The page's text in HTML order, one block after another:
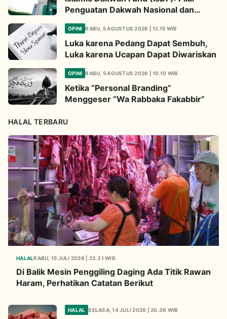
Penguatan Dakwah Nasional dan
OPINI RABU, 5 AGUSTUS 2026 | 12.15 WIB
Luka karena Pedang Dapat Sembuh,
Luka karena Ucapan Dapat Diwariskan
OPINI RABU, 5 AGUSTUS 2026 | 10.10 WIB
Ketika “Personal Branding”
Menggeser “Wa Rabbaka Fakabbir”
HALAL TERBARU
HALALRABU, 15 JULI 2026 | 23.31 WIB
Di Balik Mesin Penggiling Daging Ada Titik Rawan
Haram, Perhatikan Catatan Berikut
HALAL SELASA, 14 JULI 2026 | 20.36 WIB